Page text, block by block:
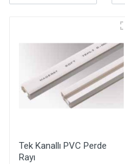
Tek Kanallı PVC Perde
Rayı